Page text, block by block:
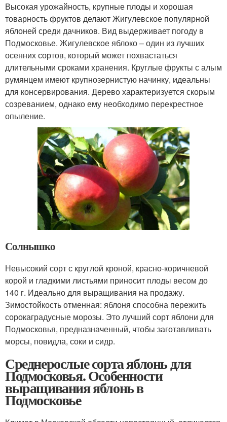
Высокая урожайность, крупные плоды и хорошая
товарность фруктов делают Жигулевское популярной
яблоней среди дачников. Вид выдерживает погоду в
Подмосковье. Жигулевское яблоко – один из лучших
осенних сортов, который может похвастаться
длительными сроками хранения. Круглые фрукты с алым
румянцем имеют крупнозернистую начинку, идеальны
для консервирования. Дерево характеризуется скорым
созреванием, однако ему необходимо перекрестное
опыление.
Солнышко
Невысокий сорт с круглой кроной, красно-коричневой
корой и гладкими листьями приносит плоды весом до
140 г. Идеально для выращивания на продажу.
Зимостойкость отменная: яблоня способна пережить
сорокаградусные морозы. Это лучший сорт яблони для
Подмосковья, предназначенный, чтобы заготавливать
морсы, повидла, соки и сидр.
Среднерослые сорта яблонь для
Подмосковья. Особенности
выращивания яблонь в
Подмосковье